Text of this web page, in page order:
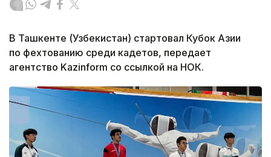
В Ташкенте (Узбекистан) стартовал Кубок Азии
по фехтованию среди кадетов, передает
агентство Kazinform со ссылкой на НОК.